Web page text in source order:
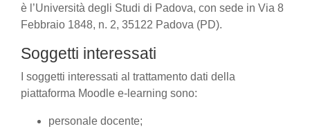
è l’Università degli Studi di Padova, con sede in Via 8
Febbraio 1848, n. 2, 35122 Padova (PD).
Soggetti interessati
I soggetti interessati al trattamento dati della
piattaforma Moodle e-learning sono:
personale docente;